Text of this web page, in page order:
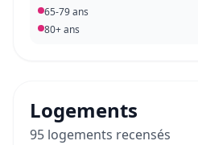
65-79 ans
80+ ans
Logements
95 logements recensés